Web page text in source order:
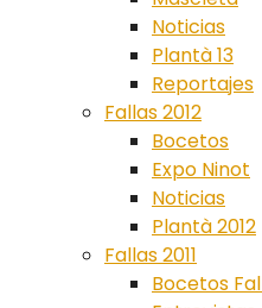
Noticias
Plantà 13
Reportajes
Fallas 2012
Bocetos
Expo Ninot
Noticias
Plantà 2012
Fallas 2011
Bocetos